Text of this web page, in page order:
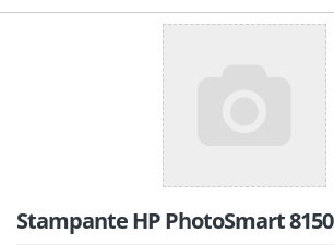
Stampante HP PhotoSmart 8150